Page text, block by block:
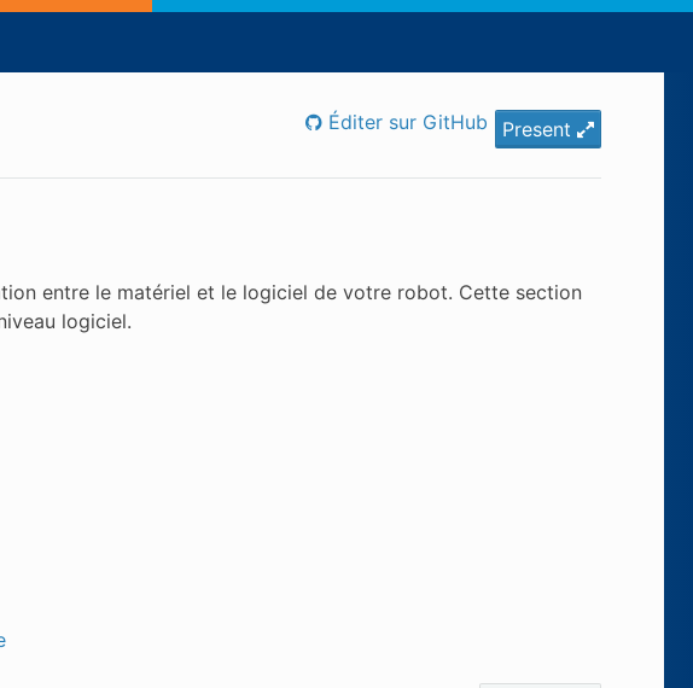
Present
Éditer sur GitHub
entre le matériel et le logiciel de votre robot. Cette section
logiciel.